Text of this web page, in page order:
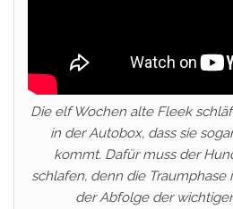
Die elf Wochen alte Fleek
in der Autobox, dass sie
kommt. Dafür muss der
schlafen, denn die Traumphase
der Abfolge der